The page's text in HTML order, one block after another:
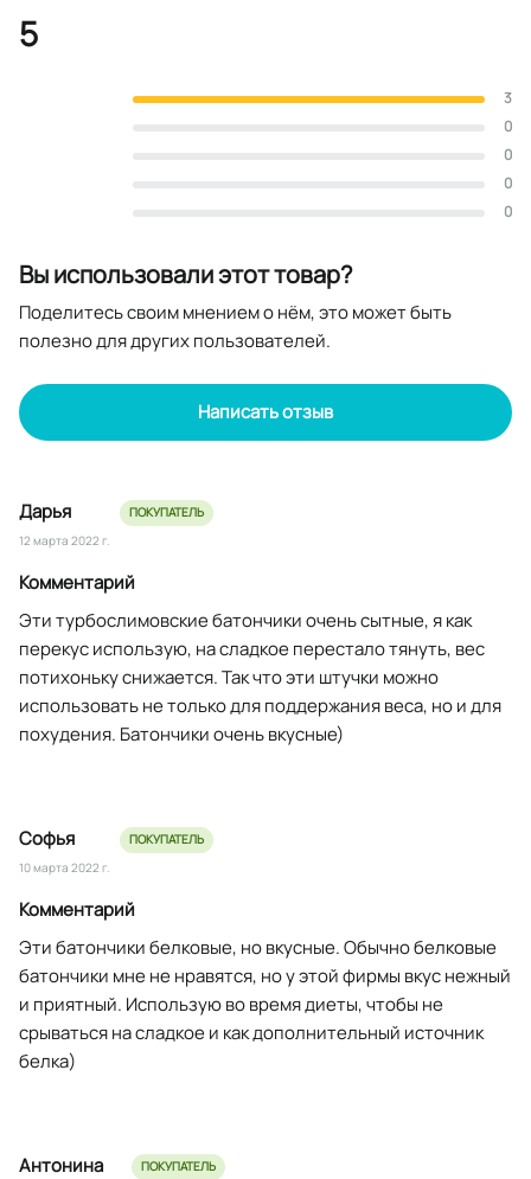
Дарья
12 марта 2022 г.
ПОКУПАТЕЛЬ
Комментарий
Эти турбослимовские батончики очень сытные, я как
перекус использую, на сладкое перестало тянуть, вес
потихоньку снижается. Так что эти штучки можно
использовать не только для поддержания веса, но и для
похудения. Батончики очень вкусные)
Софья
10 марта 2022 г.
ПОКУПАТЕЛЬ
Комментарий
Эти батончики белковые, но вкусные. Обычно белковые
батончики мне не нравятся, но у этой фирмы вкус нежный
и приятный. Использую во время диеты, чтобы не
срываться на сладкое и как дополнительный источник
белка)
Антонина ПОКУПАТЕЛЬ
5
3
0
0
0
0
Вы использовали этот товар?
Поделитесь своим мнением о нём, это может быть
полезно для других пользователей.
Написать отзыв